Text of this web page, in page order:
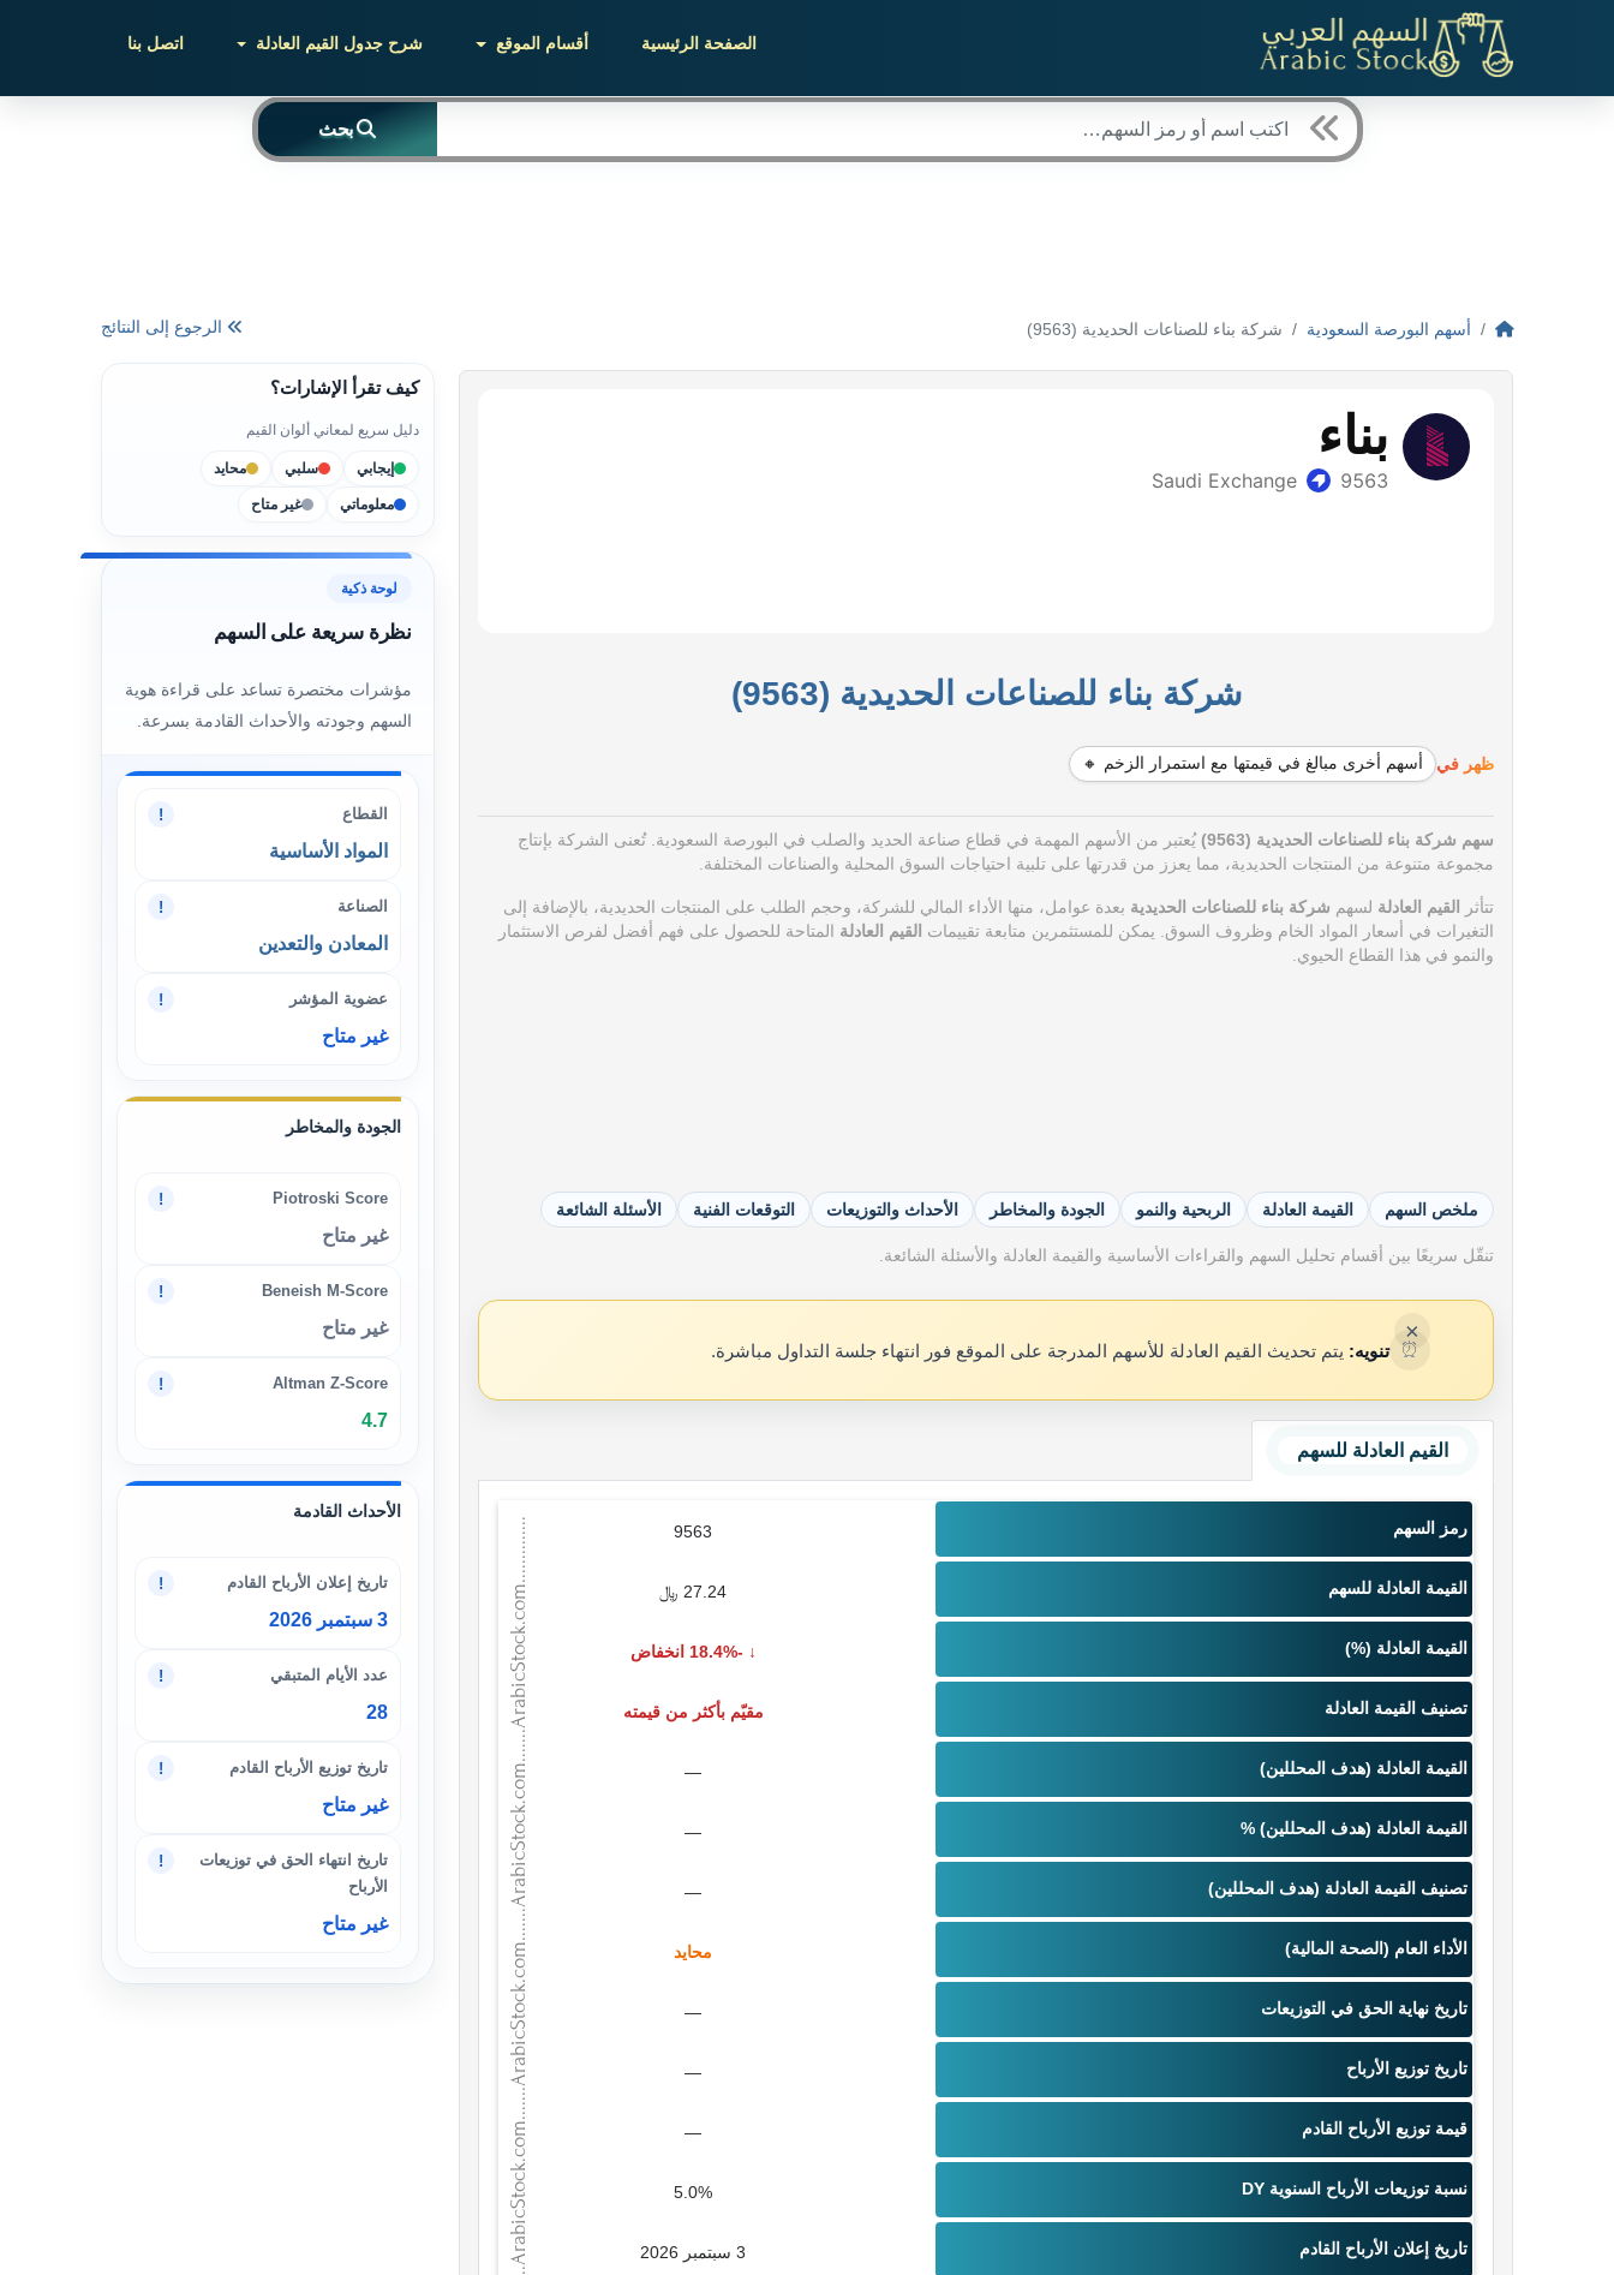
الصفحة الرئيسية أقسام الموقع شرح جدول القيم العادلة اتصل بنا
بحث
أسهم البورصة السعودية شركة بناء للصناعات الحديدية (9563) الرجوع إلى النتائج
شركة بناء للصناعات الحديدية (9563)
ظهر في أسهم أخرى مبالغ في قيمتها مع استمرار الزخم 🔸
سهم شركة بناء للصناعات الحديدية (9563)
يُعتبر من الأسهم المهمة في قطاع صناعة الحديد والصلب في البورصة السعودية. تُعنى الشركة بإنتاج
مجموعة متنوعة من المنتجات الحديدية، مما يعزز من قدرتها على تلبية احتياجات السوق المحلية والصناعات المختلفة.
تتأثر القيم العادلة لسهم شركة بناء للصناعات الحديدية بعدة عوامل، منها الأداء المالي للشركة، وحجم الطلب على المنتجات الحديدية، بالإضافة إلى
التغيرات في أسعار المواد الخام وظروف السوق. يمكن للمستثمرين متابعة تقييمات القيم العادلة المتاحة للحصول على فهم أفضل لفرص الاستثمار
والنمو في هذا القطاع الحيوي.
ملخص السهم القيمة العادلة الربحية والنمو الجودة والمخاطر الأحداث والتوزيعات التوقعات الفنية الأسئلة الشائعة
تنقّل سريعًا بين أقسام تحليل السهم والقراءات الأساسية والقيمة العادلة والأسئلة الشائعة.
×
⏰ تنويه: يتم تحديث القيم العادلة للأسهم المدرجة على الموقع فور انتهاء جلسة التداول مباشرة.
القيم العادلة للسهم
9563
27.24 ﷼
-18.4% انخفاض
مقيّم بأكثر من قيمته
—
—
—
محايد
—
—
—
5.0%
3 سبتمبر 2026
كيف تقرأ الإشارات؟
دليل سريع لمعاني ألوان القيم
إيجابي سلبي محايد
معلوماتي غير متاح
لوحة ذكية
نظرة سريعة على السهم
مؤشرات مختصرة تساعد على قراءة هوية
السهم وجودته والأحداث القادمة بسرعة.
القطاع !
المواد الأساسية
الصناعة !
المعادن والتعدين
عضوية المؤشر !
غير متاح
الجودة والمخاطر
Piotroski Score
!
غير متاح
Beneish M-Score
!
غير متاح
Altman Z-Score
!
4.7
الأحداث القادمة
تاريخ إعلان الأرباح القادم !
3 سبتمبر 2026
عدد الأيام المتبقي !
28
تاريخ توزيع الأرباح القادم !
غير متاح
تاريخ انتهاء الحق في توزيعات
الأرباح
!
غير متاح